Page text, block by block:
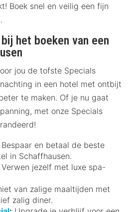
Boek snel en veilig een fijn
het boeken van een
jou de tofste Specials
in een hotel met ontbijt
te maken. Of je nu gaat
met onze Specials
Bespaar en betaal de beste
in Schaffhausen.
Verwen jezelf met luxe spa-
van zalige maaltijden met
zalig diner.